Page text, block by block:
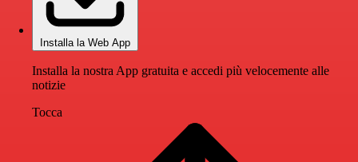
Installa la Web App
Installa la nostra App gratuita e accedi più velocemente alle
notizie
Tocca